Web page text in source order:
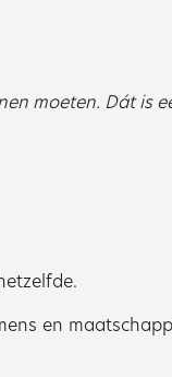
moeten. Dát is
en